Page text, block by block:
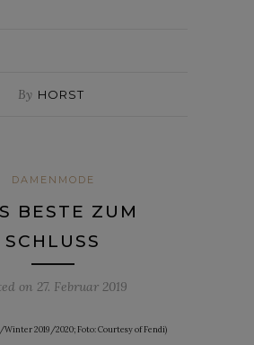
By HORST
DAMENMODE
BESTE ZUM
SCHLUSS
on 27. Februar 2019
2019/2020; Foto: Courtesy of Fendi)